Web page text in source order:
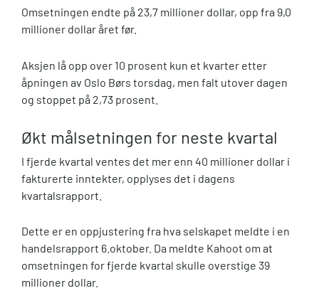
Omsetningen endte på 23,7 millioner dollar, opp fra 9,0
millioner dollar året før.
Aksjen lå opp over 10 prosent kun et kvarter etter
åpningen av Oslo Børs torsdag, men falt utover dagen
og stoppet på 2,73 prosent.
Økt målsetningen for neste kvartal
I fjerde kvartal ventes det mer enn 40 millioner dollar i
fakturerte inntekter, opplyses det i dagens
kvartalsrapport.
Dette er en oppjustering fra hva selskapet meldte i en
handelsrapport 6.oktober. Da meldte Kahoot om at
omsetningen for fjerde kvartal skulle overstige 39
millioner dollar.